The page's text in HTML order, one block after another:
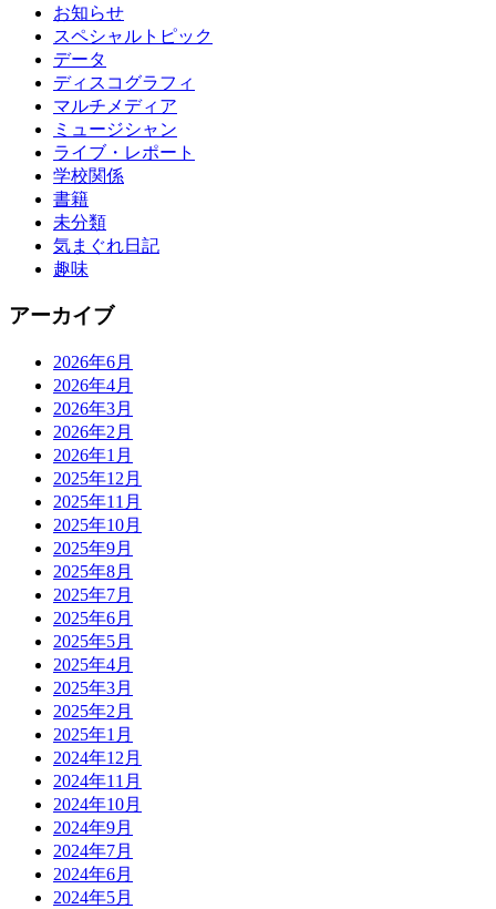
お知らせ
スペシャルトピック
データ
ディスコグラフィ
マルチメディア
ミュージシャン
ライブ・レポート
学校関係
書籍
未分類
気まぐれ日記
趣味
アーカイブ
2026年6月
2026年4月
2026年3月
2026年2月
2026年1月
2025年12月
2025年11月
2025年10月
2025年9月
2025年8月
2025年7月
2025年6月
2025年5月
2025年4月
2025年3月
2025年2月
2025年1月
2024年12月
2024年11月
2024年10月
2024年9月
2024年7月
2024年6月
2024年5月